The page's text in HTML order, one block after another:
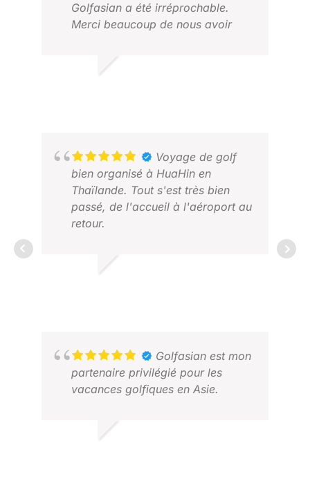
Golfasian a été irréprochable.
Merci beaucoup de nous avoir
Voyage de golf
bien organisé à HuaHin en
Thaïlande. Tout s'est très bien
passé, de l'accueil à l'aéroport au
retour.
Golfasian est mon
partenaire privilégié pour les
vacances golfiques en Asie.